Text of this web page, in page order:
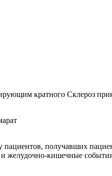
кратного Склероз
получавших
кишечные